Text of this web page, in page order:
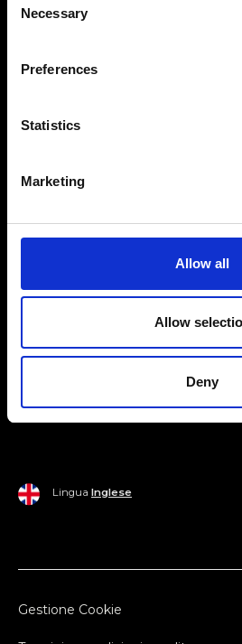
Selection
Necessary
Preferences
Statistics
Marketing
Allow all
Allow
Deny
Cerca un negozio
Seguici
Lingua Inglese
Gestione Cookie